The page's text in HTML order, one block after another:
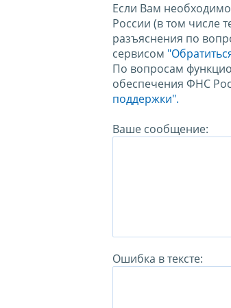
Если Вам
России (в том числе
разъяснения по
сервисом
По вопросам
обеспечения ФНС
поддержки".
Ваше сообщение:
Ошибка в тексте: